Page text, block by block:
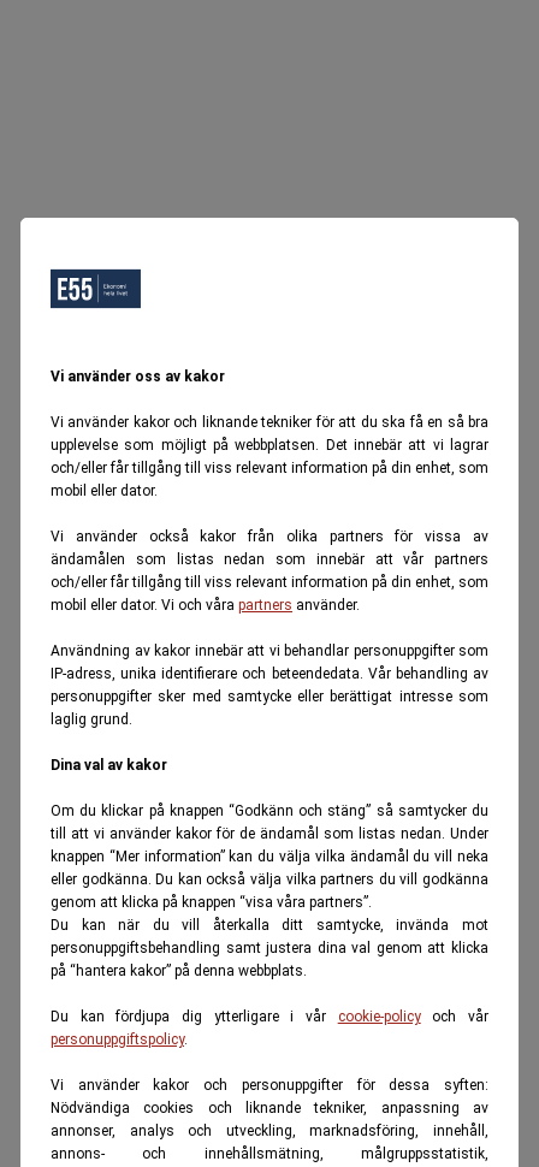
Vi använder oss av kakor
Vi använder kakor och liknande tekniker för att du ska få en så bra
upplevelse som möjligt på webbplatsen. Det innebär att vi lagrar
och/eller får tillgång till viss relevant information på din enhet, som
mobil eller dator.
Vi använder också kakor från olika partners för vissa av
ändamålen som listas nedan som innebär att vår partners
och/eller får tillgång till viss relevant information på din enhet, som
mobil eller dator. Vi och våra partners använder.
Användning av kakor innebär att vi behandlar personuppgifter som
IP-adress, unika identifierare och beteendedata. Vår behandling av
personuppgifter sker med samtycke eller berättigat intresse som
laglig grund.
Dina val av kakor
Om du klickar på knappen “Godkänn och stäng” så samtycker du
till att vi använder kakor för de ändamål som listas nedan. Under
knappen “Mer information” kan du välja vilka ändamål du vill neka
eller godkänna. Du kan också välja vilka partners du vill godkänna
genom att klicka på knappen “visa våra partners”.
Du kan när du vill återkalla ditt samtycke, invända mot
personuppgiftsbehandling samt justera dina val genom att klicka
på “hantera kakor” på denna webbplats.
Du kan fördjupa dig ytterligare i vår cookie-policyoch vår
personuppgiftspolicy.
Vi använder kakor och personuppgifter för dessa syften:
Nödvändiga cookies och liknande tekniker, anpassning av
annonser, analys och utveckling, marknadsföring, innehåll,
annons- och innehållsmätning, målgruppsstatistik,